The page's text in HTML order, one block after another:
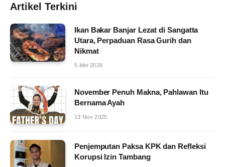
Artikel Terkini
Ikan Bakar Banjar Lezat di Sangatta
Utara, Perpaduan Rasa Gurih dan
Nikmat
5 Mei 2026
November Penuh Makna, Pahlawan Itu
Bernama Ayah
13 Nov 2025
Penjemputan Paksa KPK dan Refleksi
Korupsi Izin Tambang